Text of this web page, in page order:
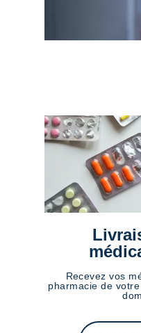
Recevez vos
pharmacie de